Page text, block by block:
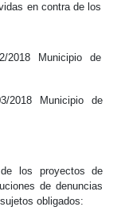
en contra de los
2018 Municipio de
2018 Municipio de
los proyectos de
de denuncias
obligados: